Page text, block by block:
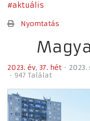
aktuális
Nyomtatás
2023. év 37. hét
2023.
947 Találat